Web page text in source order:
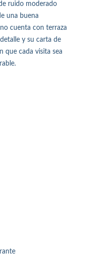
ruido moderado
una buena
cuenta con terraza
y su carta de
que cada visita sea